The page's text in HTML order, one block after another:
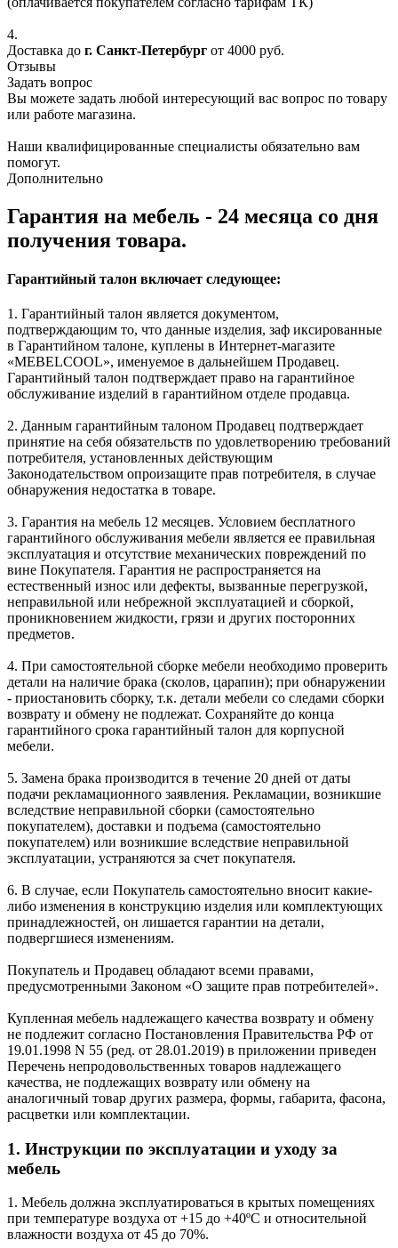
4.
Доставка до г. Санкт-Петербург от 4000 руб.
Отзывы
Задать вопрос
Вы можете задать любой интересующий вас вопрос по товару
или работе магазина.
Наши квалифицированные специалисты обязательно вам
помогут.
Дополнительно
Гарантия на мебель - 24 месяца со дня
получения товара.
Гарантийный талон включает следующее:
1. Гарантийный талон является документом,
подтверждающим то, что данные изделия, заф иксированные
в Гарантийном талоне, куплены в Интернет-магазите
«MEBELCOOL», именуемое в дальнейшем Продавец.
Гарантийный талон подтверждает право на гарантийное
обслуживание изделий в гарантийном отделе продавца.
2. Данным гарантийным талоном Продавец подтверждает
принятие на себя обязательств по удовлетворению требований
потребителя, установленных действующим
Законодательством опроизащите прав потребителя, в случае
обнаружения недостатка в товаре.
3. Гарантия на мебель 12 месяцев. Условием бесплатного
гарантийного обслуживания мебели является ее правильная
эксплуатация и отсутствие механических повреждений по
вине Покупателя. Гарантия не распространяется на
естественный износ или дефекты, вызванные перегрузкой,
неправильной или небрежной эксплуатацией и сборкой,
проникновением жидкости, грязи и других посторонних
предметов.
4. При самостоятельной сборке мебели необходимо проверить
детали на наличие брака (сколов, царапин); при обнаружении
- приостановить сборку, т.к. детали мебели со следами сборки
возврату и обмену не подлежат. Сохраняйте до конца
гарантийного срока гарантийный талон для корпусной
мебели.
5. Замена брака производится в течение 20 дней от даты
подачи рекламационного заявления. Рекламации, возникшие
вследствие неправильной сборки (самостоятельно
покупателем), доставки и подъема (самостоятельно
покупателем) или возникшие вследствие неправильной
эксплуатации, устраняются за счет покупателя.
6. В случае, если Покупатель самостоятельно вносит какие-
либо изменения в конструкцию изделия или комплектующих
принадлежностей, он лишается гарантии на детали,
подвергшиеся изменениям.
Покупатель и Продавец обладают всеми правами,
предусмотренными Законом «О защите прав потребителей».
Купленная мебель надлежащего качества возврату и обмену
не подлежит согласно Постановления Правительства РФ от
19.01.1998 N 55 (ред. от 28.01.2019) в приложении приведен
Перечень непродовольственных товаров надлежащего
качества, не подлежащих возврату или обмену на
аналогичный товар других размера, формы, габарита, фасона,
расцветки или комплектации.
1. Инструкции по эксплуатации и уходу за
мебель
1. Мебель должна эксплуатироваться в крытых помещениях
при температуре воздуха от +15 до +40ºС и относительной
влажности воздуха от 45 до 70%.